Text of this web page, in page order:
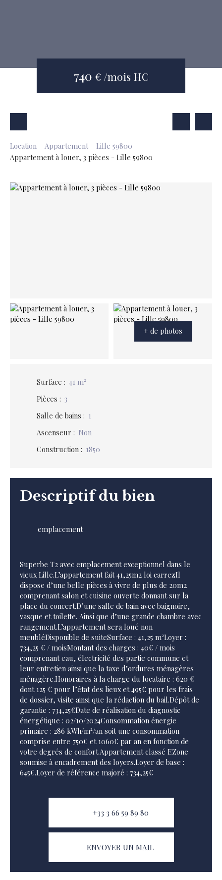
740 € /mois HC
Location Appartement
Lille 59800
Appartement à louer, 3 pièces - Lille 59800
+ de photos
Surface : 41 m²
Pièces : 3
Salle de bains : 1
Ascenseur : Non
Construction : 1850
Descriptif du bien
emplacement
Superbe T2 avec emplacement exceptionnel dans le
vieux Lille.L’appartement fait 41,25m2 loi carrezIl
dispose d’une belle pièces à vivre de plus de 20m2
comprenant salon et cuisine ouverte donnant sur la
place du concert.D’une salle de bain avec baignoire,
vasque et toilette. Ainsi que d’une grande chambre avec
rangement.L’appartement sera loué non
meubléDisponible de suiteSurface : 41,25 m²Loyer :
734,25 € / moisMontant des charges : 40€ / mois
comprenant eau, électricité des partie commune et
leur entretien ainsi que la taxe d’ordures ménagères
ménagère.Honoraires à la charge du locataire : 620 €
dont 125 € pour l’état des lieux et 495€ pour les frais
de dossier, visite ainsi que la rédaction du bail.Dépôt de
garantie : 734,25€Date de réalisation du diagnostic
énergétique : 02/10/2024Consommation énergie
primaire : 286 kWh/m²/an soit une consommation
comprise entre 750€ et 1060€ par an en fonction de
votre degrés de confort.Appartement classé EZone
soumise à encadrement des loyers.Loyer de base :
645€.Loyer de référence majoré : 734,25€
+33 3 66 59 89 80
ENVOYER UN MAIL